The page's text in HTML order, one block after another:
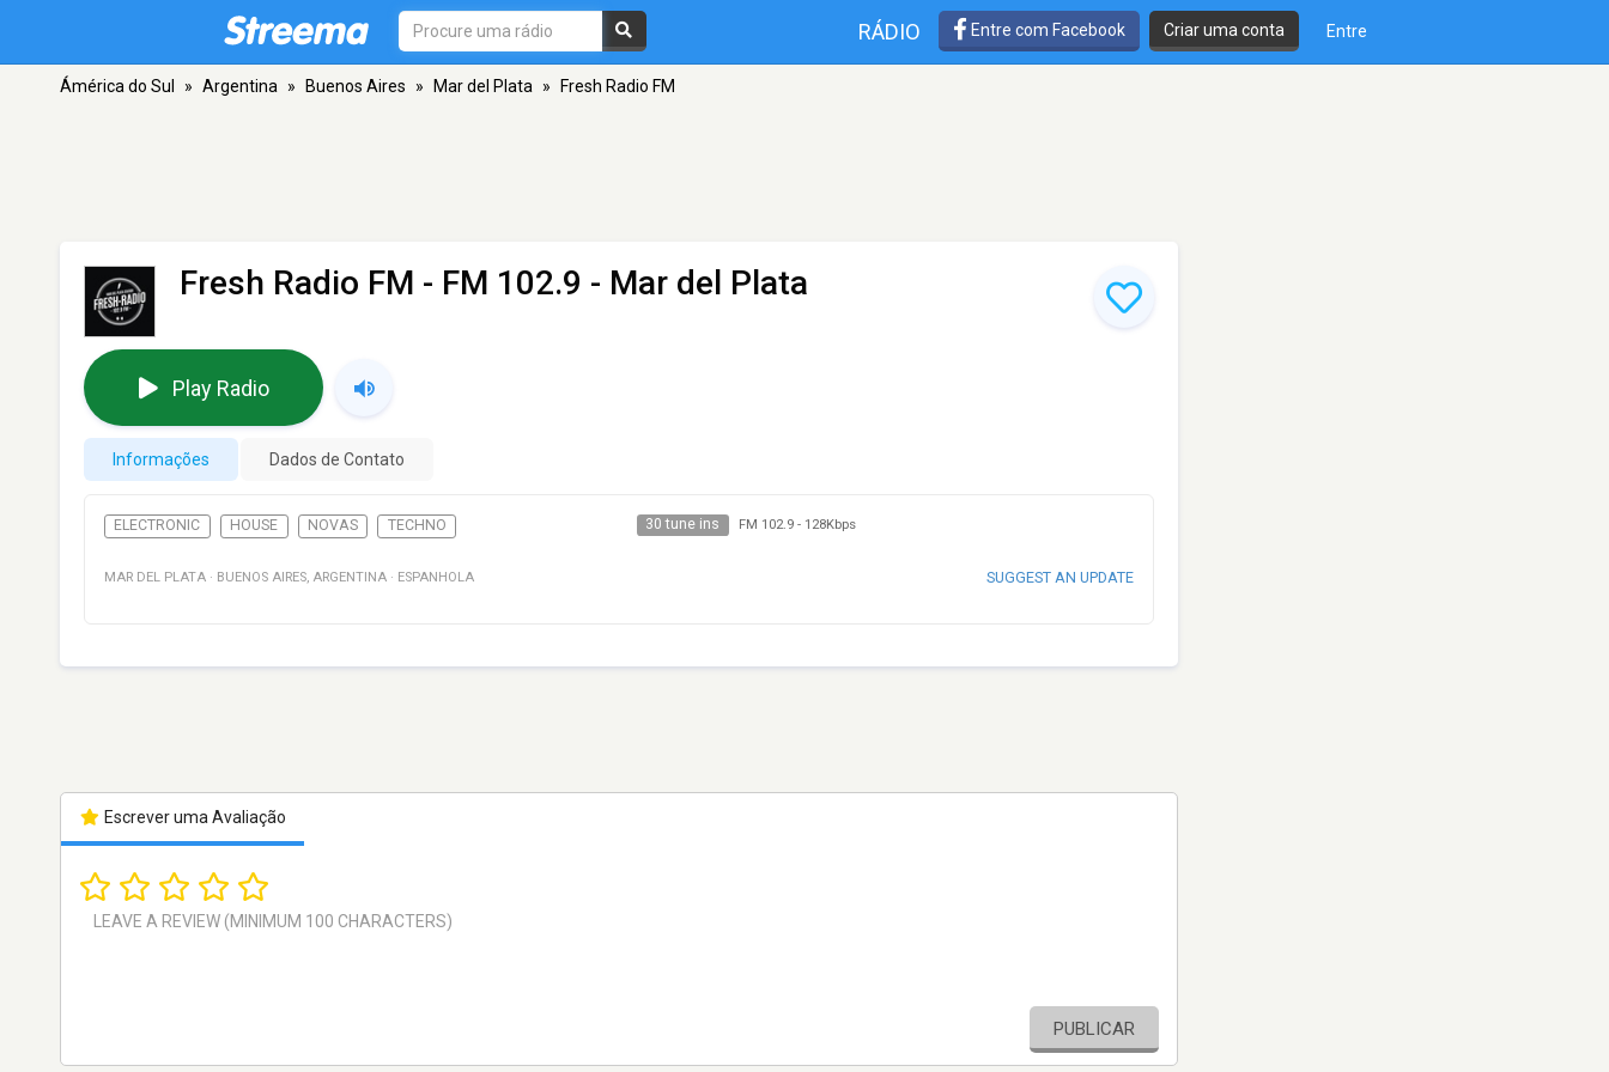
RÁDIO Entre com Facebook Criar uma conta Entre
Ámérica do Sul » Argentina » Buenos Aires » Mar del Plata » Fresh Radio FM
Fresh Radio FM - FM 102.9 - Mar del Plata
Play Radio
Informações Dados de Contato
ELECTRONIC HOUSE NOVAS TECHNO 30 tune ins FM 102.9- 128Kbps
MAR DEL PLATA · BUENOS AIRES, ARGENTINA · ESPANHOLA SUGGEST AN UPDATE
Escrever uma Avaliação
PUBLICAR